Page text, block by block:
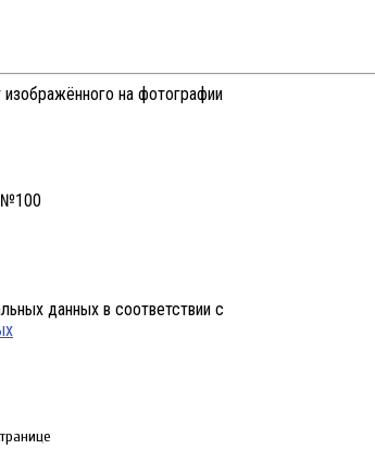
на фотографии
данных в соответствии с